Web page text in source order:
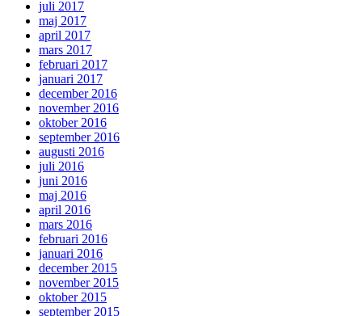
juli 2017
maj 2017
april 2017
mars 2017
februari 2017
januari 2017
december 2016
november 2016
oktober 2016
september 2016
augusti 2016
juli 2016
juni 2016
maj 2016
april 2016
mars 2016
februari 2016
januari 2016
december 2015
november 2015
oktober 2015
september 2015